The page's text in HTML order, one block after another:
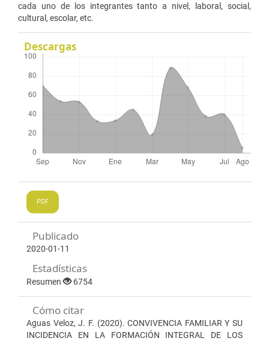
cada uno de los integrantes tanto a nivel, laboral, social,
cultural, escolar, etc.
Descargas
PDF
Publicado
2020-01-11
Estadísticas
Resumen 6754
Cómo citar
Aguas Veloz, J. F. (2020). CONVIVENCIA FAMILIAR Y SU
INCIDENCIA EN LA FORMACIÓN INTEGRAL DE LOS